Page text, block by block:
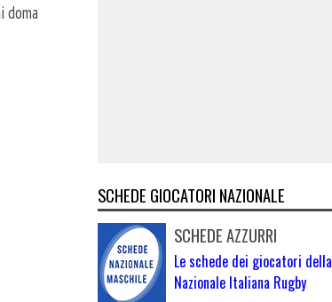
doma
SCHEDE GIOCATORI NAZIONALE
SCHEDE AZZURRI
Le schede dei giocatori della
Nazionale Italiana Rugby